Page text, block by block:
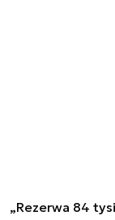
„Rezerwa 84